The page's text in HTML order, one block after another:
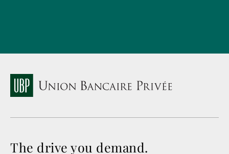
The drive you demand.